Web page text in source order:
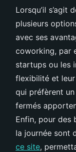
Lorsqu’il s’agit
plusieurs
avec ses
coworking, par
startups ou les
flexibilité et
qui préfèrent
fermés
Enfin, pour des
la journée sont
ce site,